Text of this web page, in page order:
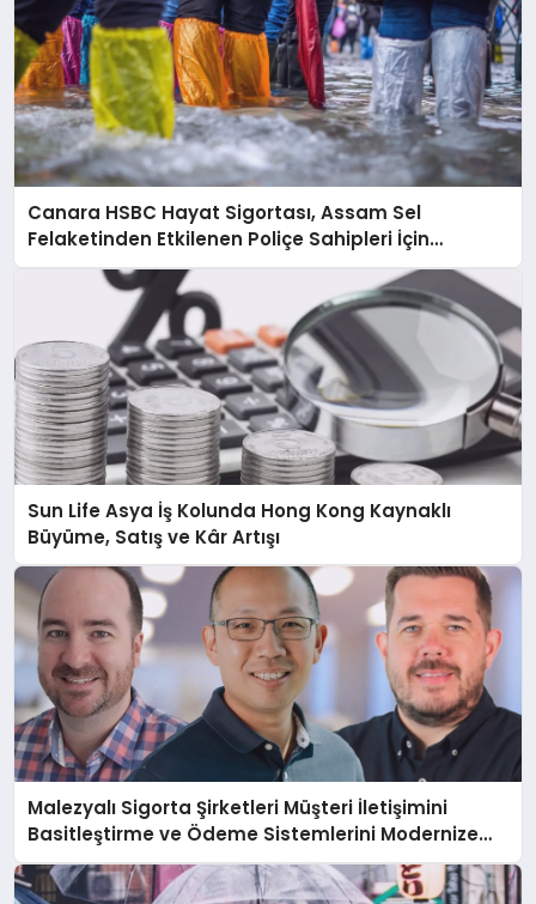
Canara HSBC Hayat Sigortası, Assam Sel
Felaketinden Etkilenen Poliçe Sahipleri İçin
Hızlandırılmış Hasar Süreci Başlattı
Sun Life Asya İş Kolunda Hong Kong Kaynaklı
Büyüme, Satış ve Kâr Artışı
Malezyalı Sigorta Şirketleri Müşteri İletişimini
Basitleştirme ve Ödeme Sistemlerini Modernize
Etme Baskısı Altında